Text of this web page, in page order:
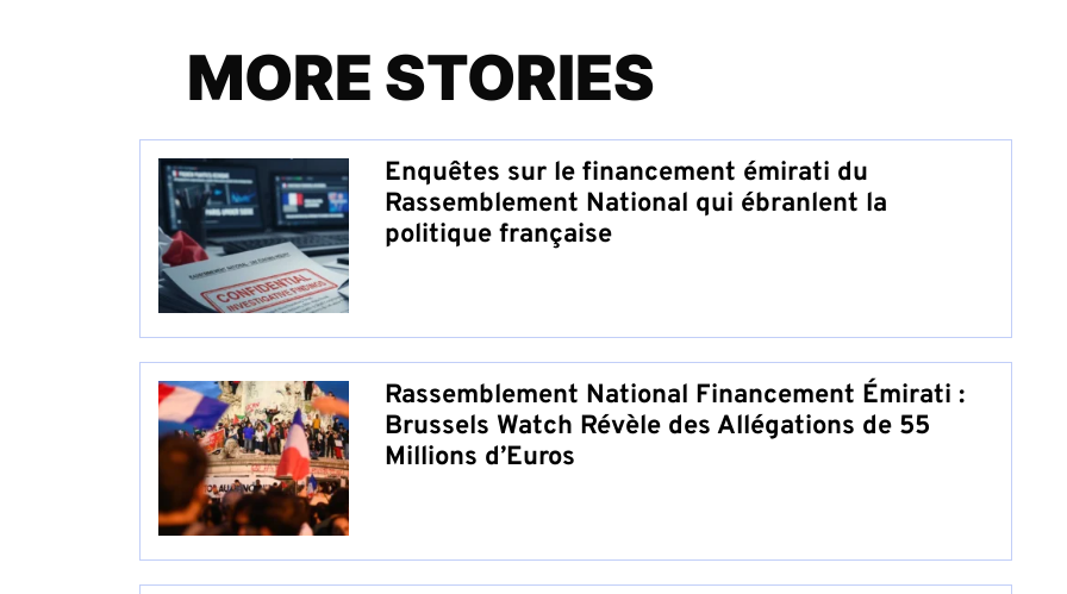
MORE STORIES
Enquêtes sur le financement émirati du
Rassemblement National qui ébranlent la
politique française
Rassemblement National Financement Émirati :
Brussels Watch Révèle des Allégations de 55
Millions d’Euros